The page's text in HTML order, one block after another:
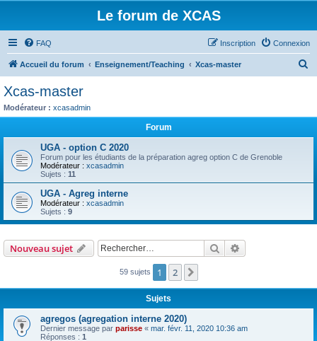
Le forum de XCAS
FAQ Connexion
Inscription
Accueil du forum Enseignement/Teaching Xcas-master
h
Xcas-master
Modérateur : xcasadmin
Forum
UGA - option C 2020
Forum pour les étudiants de la préparation agreg option C de Grenoble
Modérateur : xcasadmin
Sujets : 11
UGA - Agreg interne
Modérateur : xcasadmin
Sujets : 9
Nouveau sujet Rechercher
59 sujets 1 2
Sujets
agregos (agregation interne 2020)
Dernier message par parisse « mar. févr. 11, 2020 10:36 am
Réponses : 1